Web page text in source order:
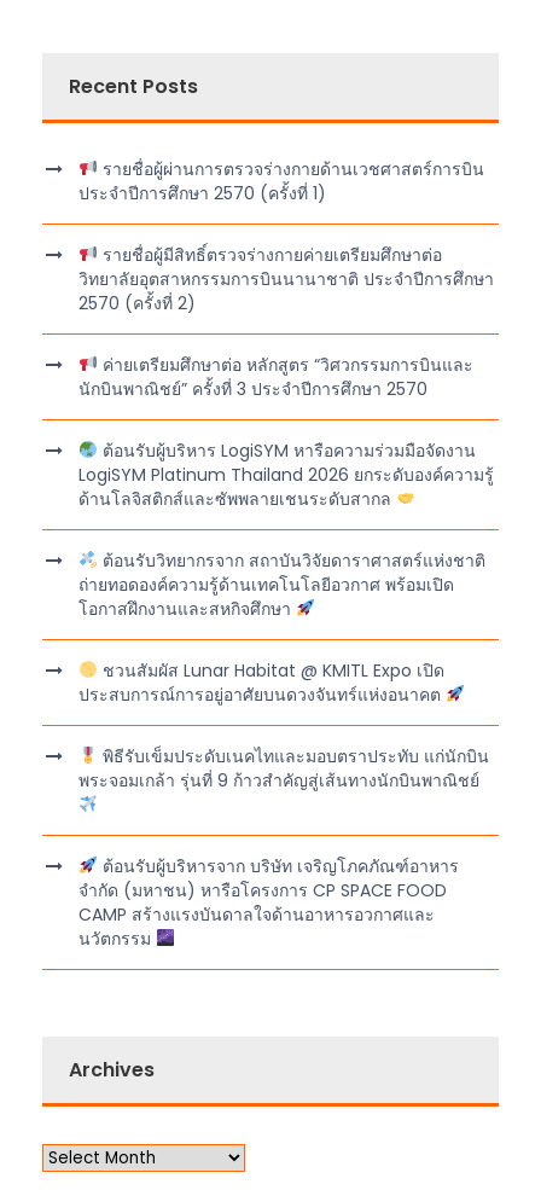
Recent Posts
รายชื่อผู้ผ่านการตรวจร่างกายด้านเวชศาสตร์การบิน
ประจำปีการศึกษา 2570 (ครั้งที่ 1)
รายชื่อผู้มีสิทธิ์ตรวจร่างกายค่ายเตรียมศึกษาต่อ
วิทยาลัยอุตสาหกรรมการบินนานาชาติ ประจำปีการศึกษา
2570 (ครั้งที่ 2)
ค่ายเตรียมศึกษาต่อ หลักสูตร “วิศวกรรมการบินและ
นักบินพาณิชย์” ครั้งที่ 3 ประจำปีการศึกษา 2570
ต้อนรับผู้บริหาร LogiSYM หารือความร่วมมือจัดงาน
LogiSYM Platinum Thailand 2026 ยกระดับองค์ความรู้
ด้านโลจิสติกส์และซัพพลายเชนระดับสากล
ต้อนรับวิทยากรจาก สถาบันวิจัยดาราศาสตร์แห่งชาติ
ถ่ายทอดองค์ความรู้ด้านเทคโนโลยีอวกาศ พร้อมเปิด
โอกาสฝึกงานและสหกิจศึกษา
ชวนสัมผัส Lunar Habitat @ KMITL Expo เปิด
ประสบการณ์การอยู่อาศัยบนดวงจันทร์แห่งอนาคต
พิธีรับเข็มประดับเนคไทและมอบตราประทับ แก่นักบิน
พระจอมเกล้า รุ่นที่ 9 ก้าวสำคัญสู่เส้นทางนักบินพาณิชย์
ต้อนรับผู้บริหารจาก บริษัท เจริญโภคภัณฑ์อาหาร
จำกัด (มหาชน) หารือโครงการ CP SPACE FOOD
CAMP สร้างแรงบันดาลใจด้านอาหารอวกาศและ
นวัตกรรม
Archives